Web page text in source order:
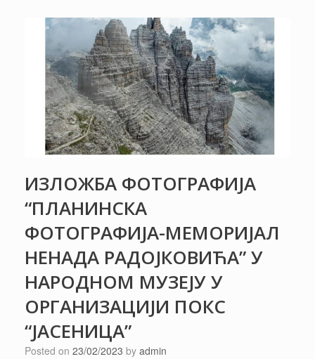
ИЗЛОЖБА ФОТОГРАФИЈА
“ПЛАНИНСКА
ФОТОГРАФИЈА-МЕМОРИЈАЛ
НЕНАДА РАДОЈКОВИЋА” У
НАРОДНОМ МУЗЕЈУ У
ОРГАНИЗАЦИЈИ ПОКС
“ЈАСЕНИЦА”
Posted on 23/02/2023 by admin